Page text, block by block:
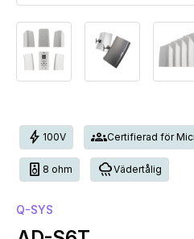
bolt 100V groupsCertifierad för
speaker 8 ohm rainyVädertålig
Q-SYS